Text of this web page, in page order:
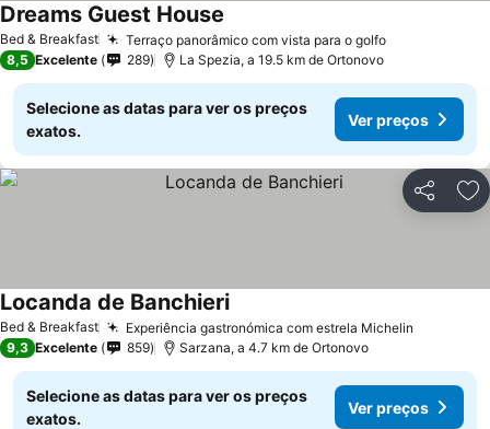
Bed & Breakfast Terraço panorâmico com vista para o golfo
Dreams Guest House
8,5 Excelente 289 La Spezia, a 19.5 km de Ortonovo
Selecione as datas para ver os preços
exatos.
Ver preços
Partilhar
Bed & Breakfast Experiência gastronómica com estrela Michelin
Locanda de Banchieri
9,3 Excelente 859 Sarzana, a 4.7 km de Ortonovo
Selecione as datas para ver os preços
exatos.
Ver preços